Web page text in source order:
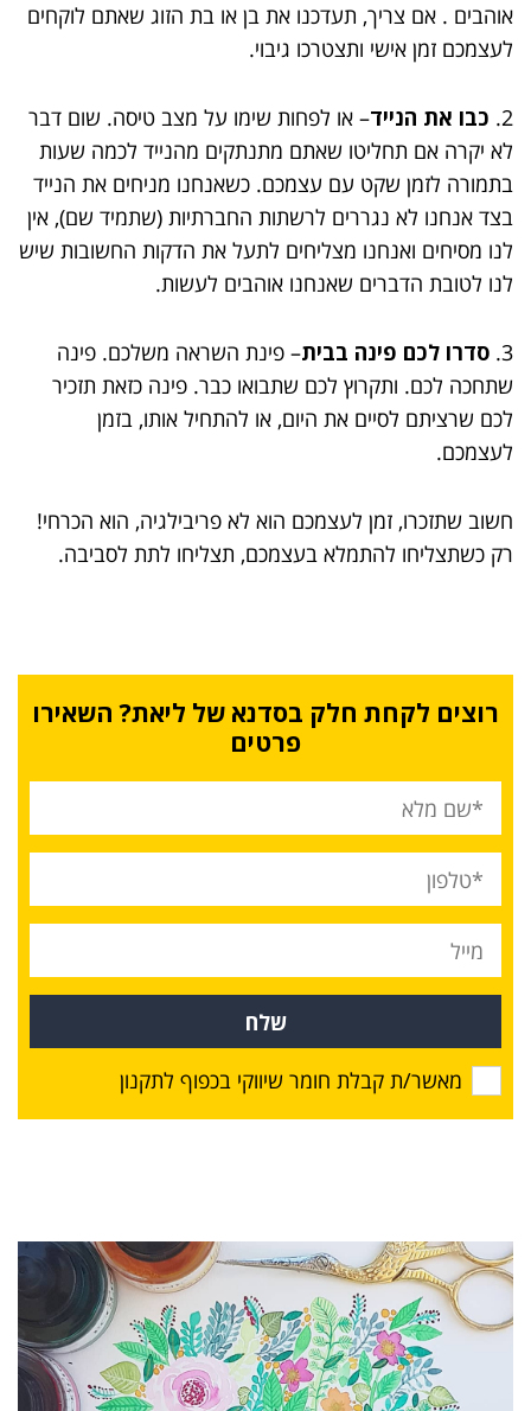
אוהבים . אם צריך, תעדכנו את בן או בת הזוג שאתם לוקחים
לעצמכם זמן אישי ותצטרכו גיבוי.
2. כבו את הנייד– או לפחות שימו על מצב טיסה. שום דבר
לא יקרה אם תחליטו שאתם מתנתקים מהנייד לכמה שעות
בתמורה לזמן שקט עם עצמכם. כשאנחנו מניחים את הנייד
בצד אנחנו לא נגררים לרשתות החברתיות (שתמיד שם), אין
לנו מסיחים ואנחנו מצליחים לתעל את הדקות החשובות שיש
לנו לטובת הדברים שאנחנו אוהבים לעשות.
3. סדרו לכם פינה בבית– פינת השראה משלכם. פינה
שתחכה לכם. ותקרוץ לכם שתבואו כבר. פינה כזאת תזכיר
לכם שרציתם לסיים את היום, או להתחיל אותו, בזמן
לעצמכם.
חשוב שתזכרו, זמן לעצמכם הוא לא פריבילגיה, הוא הכרחי!
רק כשתצליחו להתמלא בעצמכם, תצליחו לתת לסביבה.
רוצים לקחת חלק בסדנא של ליאת? השאירו
פרטים
שלח
מאשר/ת קבלת חומר שיווקי בכפוף לתקנון